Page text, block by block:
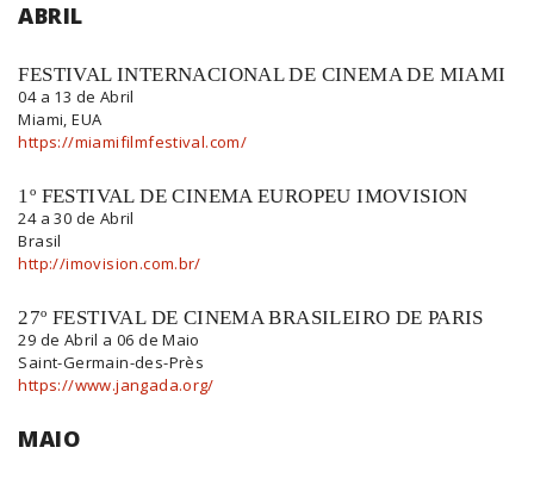
ABRIL
FESTIVAL INTERNACIONAL DE CINEMA DE MIAMI
04 a 13 de Abril
Miami, EUA
https://miamifilmfestival.com/
1º FESTIVAL DE CINEMA EUROPEU IMOVISION
24 a 30 de Abril
Brasil
http://imovision.com.br/
27º FESTIVAL DE CINEMA BRASILEIRO DE PARIS
29 de Abril a 06 de Maio
Saint-Germain-des-Près
https://www.jangada.org/
MAIO